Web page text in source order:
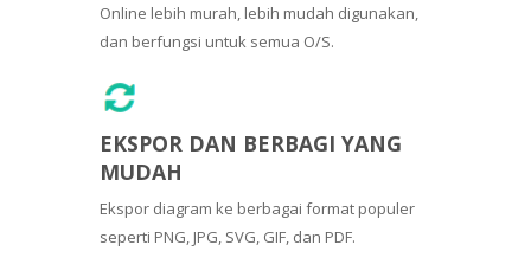
Online lebih murah, lebih mudah digunakan,
dan berfungsi untuk semua O/S.
EKSPOR DAN BERBAGI YANG
MUDAH
Ekspor diagram ke berbagai format populer
seperti PNG, JPG, SVG, GIF, dan PDF.